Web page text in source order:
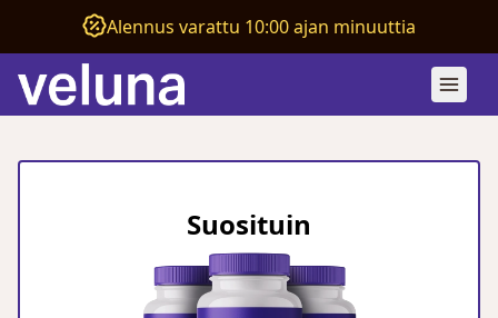
Alennus varattu 10:00 ajan minuuttia
Suosituin